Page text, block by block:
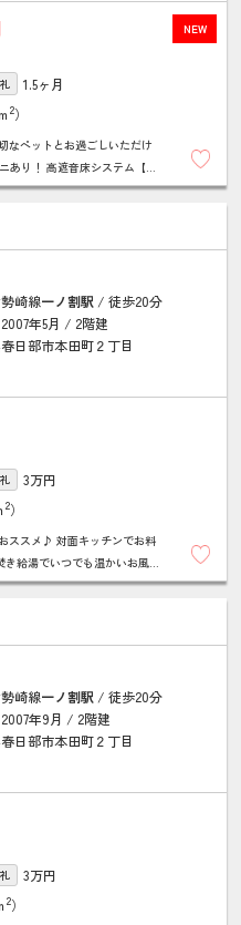
NEW
礼
1.5ヶ月
2）
なペットとお過ごしいただけ
り！ 高遮音床システム【シ
崎線一ノ割駅 / 徒歩20分
年5月 / 2階建
日部市本田町２丁目
礼
3万円
2）
ススメ♪ 対面キッチンでお料
給湯でいつでも温かいお風呂
固定費を節約できます！
崎線一ノ割駅 / 徒歩20分
年9月 / 2階建
日部市本田町２丁目
礼
3万円
2）